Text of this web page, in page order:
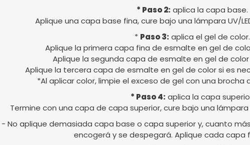
* Paso 2: aplica la capa base.
Aplique una capa base fina, cure bajo una lámpara UV/
* Paso 3: aplica el gel de color.
Aplique la primera capa fina de esmalte en gel de
Aplique la segunda capa de esmalte en gel de
Aplique la tercera capa de esmalte en gel de color si es
*Al aplicar color, limpie el exceso de gel con una brocha
* Paso 4: aplica la capa
Termine con una capa de capa superior, cure bajo una lámpara
- No aplique demasiada capa base o capa superior y, cuanto
encogerá y se despegará. Aplique cada capa